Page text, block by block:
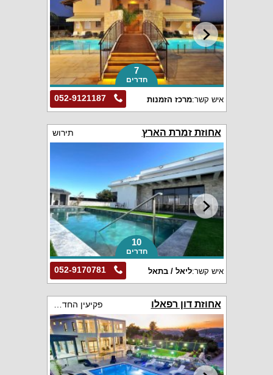
7
חדרים
052-9121187 איש קשר:מרכז הזמנות
אחוזת זמרת הארץ תירוש
10
חדרים
052-9170781 איש קשר:ליאל / בתאל
אחוזת דון רפאלו